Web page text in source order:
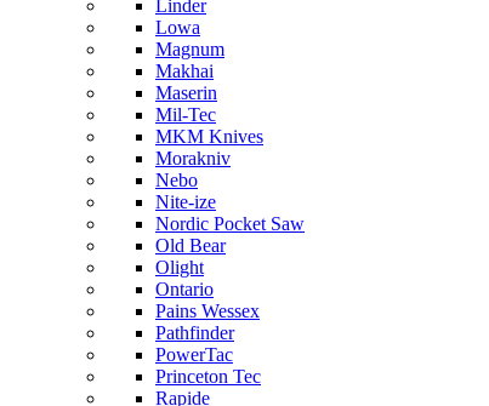
Linder
Lowa
Magnum
Makhai
Maserin
Mil-Tec
MKM Knives
Morakniv
Nebo
Nite-ize
Nordic Pocket Saw
Old Bear
Olight
Ontario
Pains Wessex
Pathfinder
PowerTac
Princeton Tec
Rapide